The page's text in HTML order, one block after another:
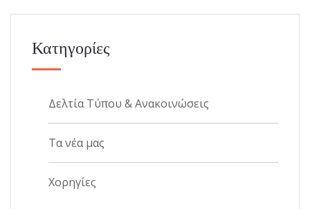
Κατηγορίες
Δελτία Τύπου & Ανακοινώσεις
Τα νέα μας
Χορηγίες